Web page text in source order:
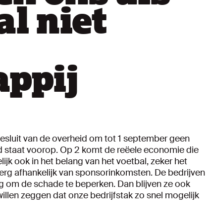
niet
van de overheid om tot 1 september geen
voorop. Op 2 komt de reëele economie die
ook in het belang van het voetbal, zeker het
afhankelijk van sponsorinkomsten. De bedrijven
de schade te beperken. Dan blijven ze ook
zeggen dat onze bedrijfstak zo snel mogelijk